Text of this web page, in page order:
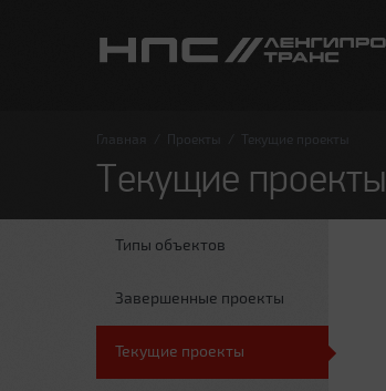
Главная Проекты Текущие проекты
Текущие проекты
Типы объектов
Завершенные проекты
Текущие проекты